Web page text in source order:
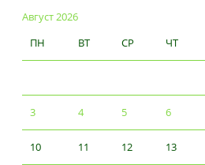
Август 2026
ПН
ВТ СР ЧТ
3 4 5 6
10 11 12 13